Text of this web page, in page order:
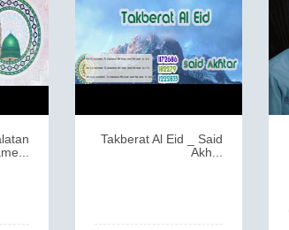
Takberat Al Eid _ Said
Akh...